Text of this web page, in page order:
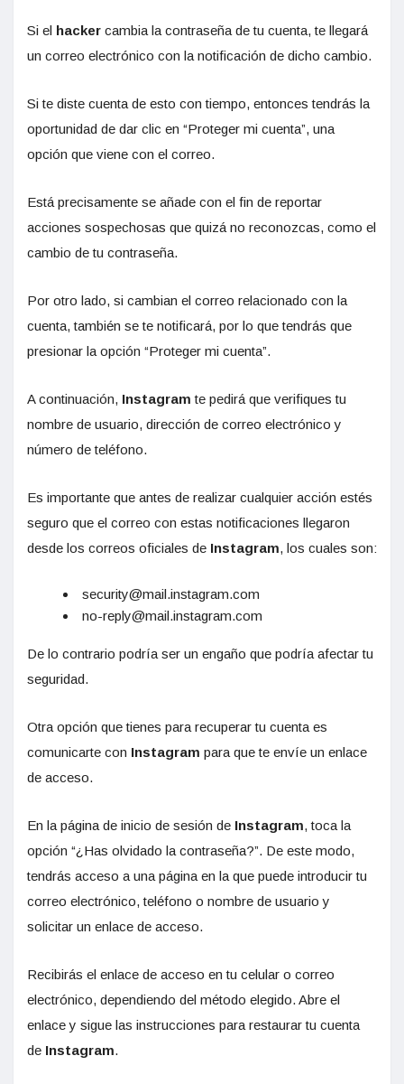
Si el hacker cambia la contraseña de tu cuenta, te llegará
un correo electrónico con la notificación de dicho cambio.
Si te diste cuenta de esto con tiempo, entonces tendrás la
oportunidad de dar clic en “Proteger mi cuenta”, una
opción que viene con el correo.
Está precisamente se añade con el fin de reportar
acciones sospechosas que quizá no reconozcas, como el
cambio de tu contraseña.
Por otro lado, si cambian el correo relacionado con la
cuenta, también se te notificará, por lo que tendrás que
presionar la opción “Proteger mi cuenta”.
A continuación, Instagram te pedirá que verifiques tu
nombre de usuario, dirección de correo electrónico y
número de teléfono.
Es importante que antes de realizar cualquier acción estés
seguro que el correo con estas notificaciones llegaron
desde los correos oficiales de Instagram, los cuales son:
security@mail.instagram.com
no-reply@mail.instagram.com
De lo contrario podría ser un engaño que podría afectar tu
seguridad.
Otra opción que tienes para recuperar tu cuenta es
comunicarte con Instagram para que te envíe un enlace
de acceso.
En la página de inicio de sesión de Instagram, toca la
opción “¿Has olvidado la contraseña?”. De este modo,
tendrás acceso a una página en la que puede introducir tu
correo electrónico, teléfono o nombre de usuario y
solicitar un enlace de acceso.
Recibirás el enlace de acceso en tu celular o correo
electrónico, dependiendo del método elegido. Abre el
enlace y sigue las instrucciones para restaurar tu cuenta
de Instagram.